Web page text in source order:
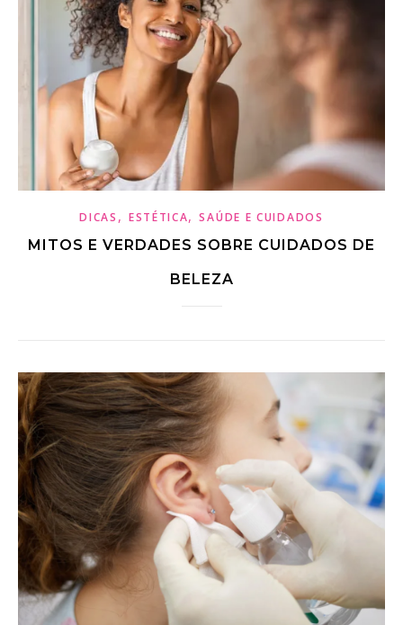
DICAS , ESTÉTICA,SAÚDE E CUIDADOS
MITOS E VERDADES SOBRE CUIDADOS DE
BELEZA